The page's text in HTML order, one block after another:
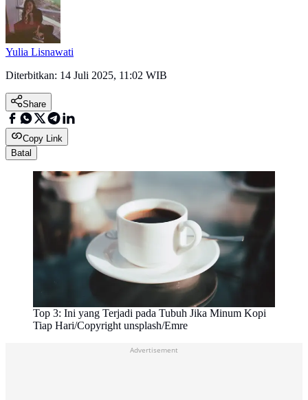
Yulia Lisnawati
Diterbitkan: 14 Juli 2025, 11:02 WIB
Share
Copy Link
Batal
Top 3: Ini yang Terjadi pada Tubuh Jika Minum Kopi
Tiap Hari/Copyright unsplash/Emre